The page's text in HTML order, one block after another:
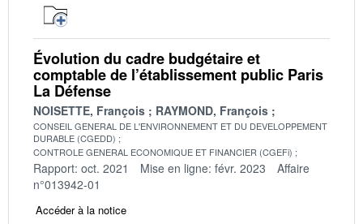
Évolution du cadre budgétaire et
comptable de l’établissement public Paris
La Défense
NOISETTE, François RAYMOND, François
CONSEIL GENERAL DE L'ENVIRONNEMENT ET DU DEVELOPPEMENT
DURABLE (CGEDD)
CONTROLE GENERAL ECONOMIQUE ET FINANCIER (CGEFi)
Rapport: oct. 2021 Mise en ligne: févr. 2023
Affaire
n°013942-01
Accéder à la notice